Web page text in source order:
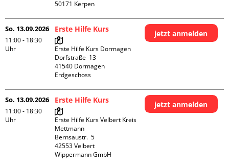
So. 13.09.2026
11:00 - 18:30
Uhr
Erste Hilfe Kurs
Erste Hilfe Kurs Dormagen
Dorfstraße  13
41540 Dormagen
Erdgeschoss
jetzt anmelden
So. 13.09.2026
11:00 - 18:30
Uhr
Erste Hilfe Kurs
Erste Hilfe Kurs Velbert Kreis
Mettmann
Bernsaustr.  5
42553 Velbert
Wippermann GmbH
jetzt anmelden